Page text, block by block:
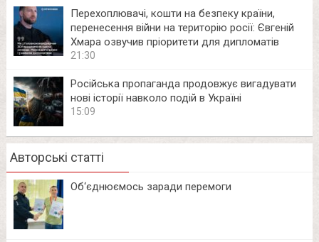
Перехоплювачі, кошти на безпеку країни,
перенесення війни на територію росії: Євгеній
Хмара озвучив пріоритети для дипломатів
21:30
Російська пропаганда продовжує вигадувати
нові історії навколо подій в Україні
15:09
Авторські статті
Об‘єднюємось заради перемоги